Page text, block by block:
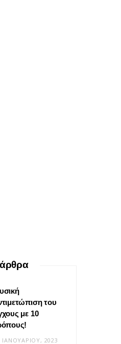
του
με 10
ΙΑΝΟΥΑΡΊΟΥ, 2023